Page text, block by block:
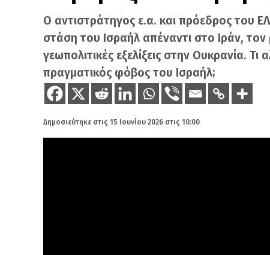
Ο αντιστράτηγος ε.α. και πρόεδρος του
στάση του Ισραήλ απέναντι στο Ιράν,
γεωπολιτικές εξελίξεις στην Ουκρανία.
πραγματικός φόβος του Ισραήλ;
Δημοσιεύτηκε στις 15 Ιουνίου 2026 στις 10:00